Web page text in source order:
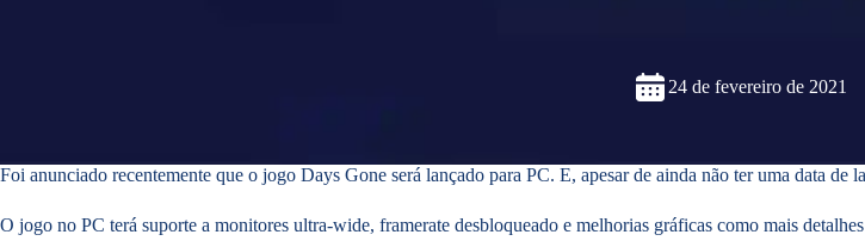
24 de fevereiro de 2021
Foi anunciado recentemente que o jogo Days Gone será lançado para PC. E, apesar de ainda não ter uma data
O jogo no PC terá suporte a monitores ultra-wide, framerate desbloqueado e melhorias gráficas como mais